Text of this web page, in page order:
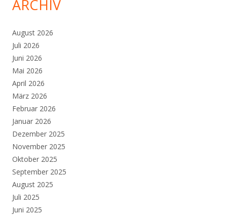
ARCHIV
August 2026
Juli 2026
Juni 2026
Mai 2026
April 2026
März 2026
Februar 2026
Januar 2026
Dezember 2025
November 2025
Oktober 2025
September 2025
August 2025
Juli 2025
Juni 2025